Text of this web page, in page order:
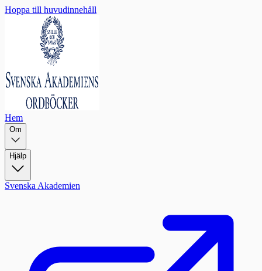
Hoppa till huvudinnehåll
Hem
Om
Hjälp
Svenska Akademien